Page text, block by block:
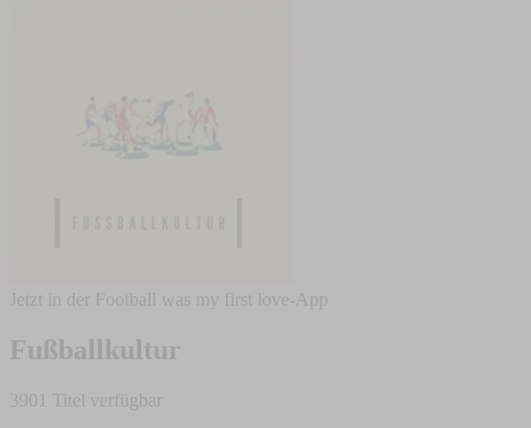
Jetzt in der Football was my first love-App
Fußballkultur
3901 Titel verfügbar